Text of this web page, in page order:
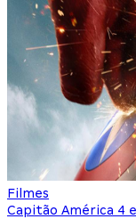
Filmes
Capitão América 4